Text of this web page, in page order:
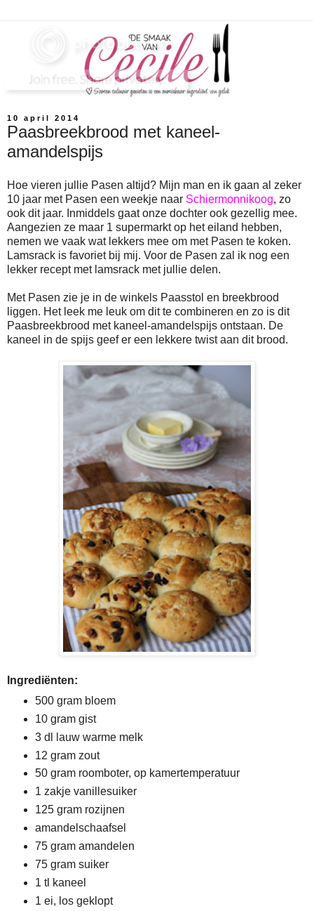
10 april 2014
Paasbreekbrood met kaneel-
amandelspijs
Hoe vieren jullie Pasen altijd? Mijn man en ik gaan al zeker
10 jaar met Pasen een weekje naar Schiermonnikoog, zo
ook dit jaar. Inmiddels gaat onze dochter ook gezellig mee.
Aangezien ze maar 1 supermarkt op het eiland hebben,
nemen we vaak wat lekkers mee om met Pasen te koken.
Lamsrack is favoriet bij mij. Voor de Pasen zal ik nog een
lekker recept met lamsrack met jullie delen.
Met Pasen zie je in de winkels Paasstol en breekbrood
liggen. Het leek me leuk om dit te combineren en zo is dit
Paasbreekbrood met kaneel-amandelspijs ontstaan. De
kaneel in de spijs geef er een lekkere twist aan dit brood.
Ingrediënten:
500 gram bloem
10 gram gist
3 dl lauw warme melk
12 gram zout
50 gram roomboter, op kamertemperatuur
1 zakje vanillesuiker
125 gram rozijnen
amandelschaafsel
75 gram amandelen
75 gram suiker
1 tl kaneel
1 ei, los geklopt